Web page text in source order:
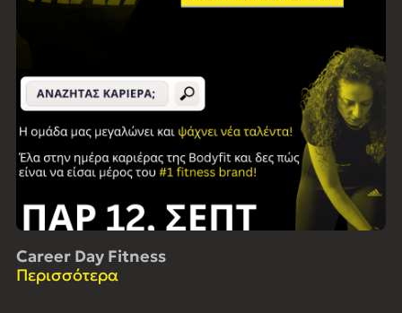
Career Day Fitness
Περισσότερα